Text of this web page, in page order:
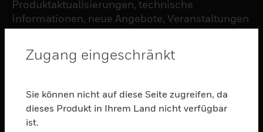
Produktaktualisierungen, technische
Informationen, neue Angebote, Veranstaltungen
und Neuigkeiten, Umfragen, Sonderangebote
PRODUKTE
Zugang eingeschränkt
Sie können nicht auf diese Seite zugreifen, da
dieses Produkt in Ihrem Land nicht verfügbar
ist.